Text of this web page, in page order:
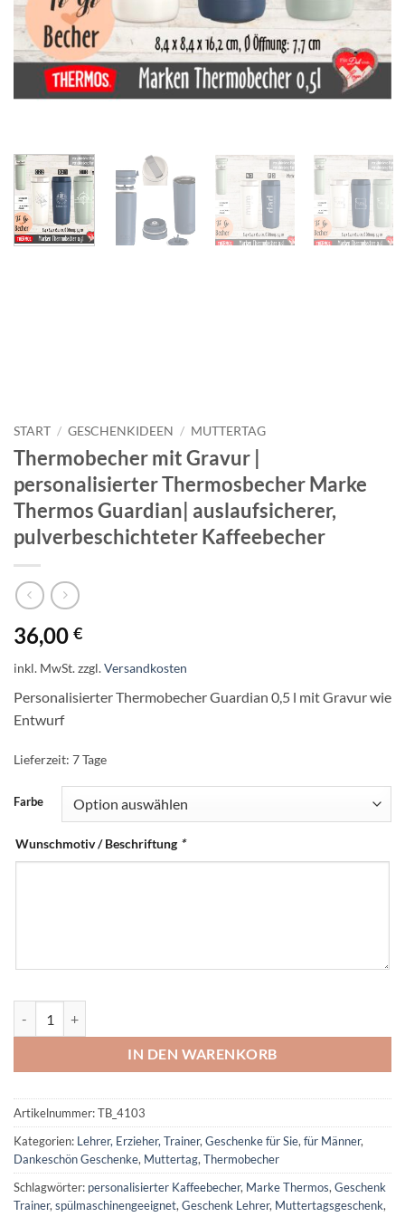
START / GESCHENKIDEEN / MUTTERTAG
Thermobecher mit Gravur |
personalisierter Thermosbecher Marke
Thermos Guardian| auslaufsicherer,
pulverbeschichteter Kaffeebecher
36,00 €
inkl. MwSt.zzgl.Versandkosten
Personalisierter Thermobecher Guardian 0,5 l mit Gravur wie
Entwurf
Lieferzeit: 7 Tage
Farbe
Wunschmotiv / Beschriftung *
IN DEN WARENKORB
Artikelnummer:TB_4103
Kategorien: Lehrer, Erzieher, Trainer,Geschenke für Sie,für Männer,
Dankeschön Geschenke, Muttertag,Thermobecher
Schlagwörter: personalisierter Kaffeebecher, Marke Thermos,Geschenk
Trainer,spülmaschinengeeignet,Geschenk Lehrer, Muttertagsgeschenk,